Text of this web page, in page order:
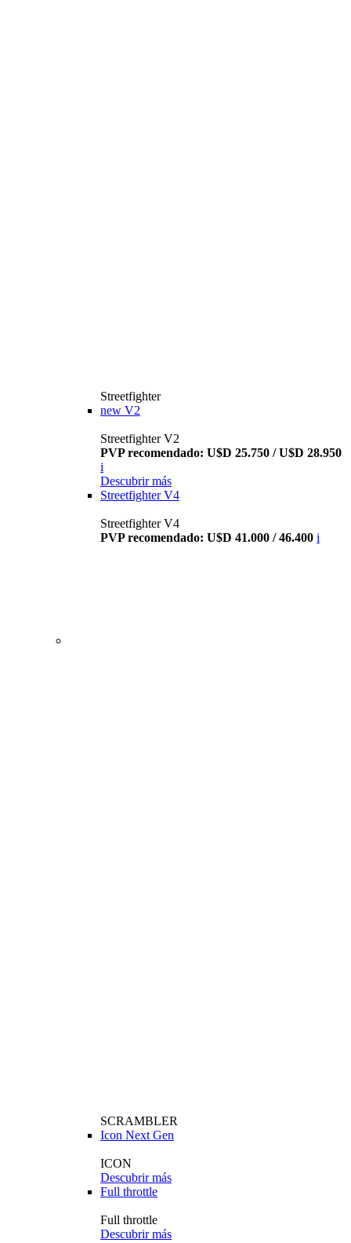
Streetfighter
new V2
Streetfighter V2
PVP recomendado: U$D 25.750 / U$D 28.950
i
Descubrir más
Streetfighter V4
Streetfighter V4
PVP recomendado: U$D 41.000 / 46.400 i
SCRAMBLER
Icon Next Gen
ICON
Descubrir más
Full throttle
Full throttle
Descubrir más